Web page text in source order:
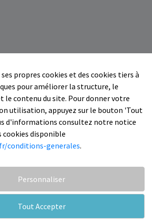
propres cookies et des cookies tiers à
pour améliorer la structure, le
contenu du site. Pour donner votre
utilisation, appuyez sur le bouton 'Tout
d'informations consultez notre notice
cookies disponible
conditions-generales.
Personnaliser
Tout Accepter